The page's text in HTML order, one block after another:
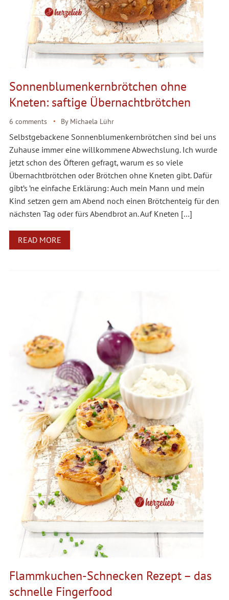
Sonnenblumenkernbrötchen ohne
Kneten: saftige Übernachtbrötchen
6 comments By Michaela Lühr
Selbstgebackene Sonnenblumenkernbrötchen sind bei uns
Zuhause immer eine willkommene Abwechslung. Ich wurde
jetzt schon des Öfteren gefragt, warum es so viele
Übernachtbrötchen oder Brötchen ohne Kneten gibt. Dafür
gibt’s ’ne einfache Erklärung: Auch mein Mann und mein
Kind setzen gern am Abend noch einen Brötchenteig für den
nächsten Tag oder fürs Abendbrot an. Auf Kneten […]
READ MORE
Flammkuchen-Schnecken Rezept – das
schnelle Fingerfood